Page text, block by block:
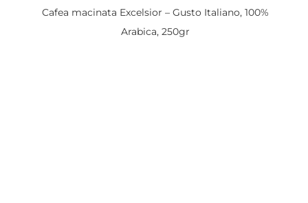
Cafea macinata Excelsior – Gusto Italiano, 100%
Arabica, 250gr